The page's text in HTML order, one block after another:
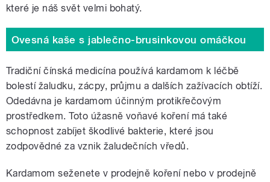
které je náš svět velmi bohatý.
Ovesná kaše s jablečno-brusinkovou omáčkou
Tradiční čínská medicína používá kardamom k léčbě
bolestí žaludku, zácpy, průjmu a dalších zažívacích obtíží.
Odedávna je kardamom účinným protikřečovým
prostředkem. Toto úžasně voňavé koření má také
schopnost zabíjet škodlivé bakterie, které jsou
zodpovědné za vznik žaludečních vředů.
Kardamom seženete v prodejně koření nebo v prodejně